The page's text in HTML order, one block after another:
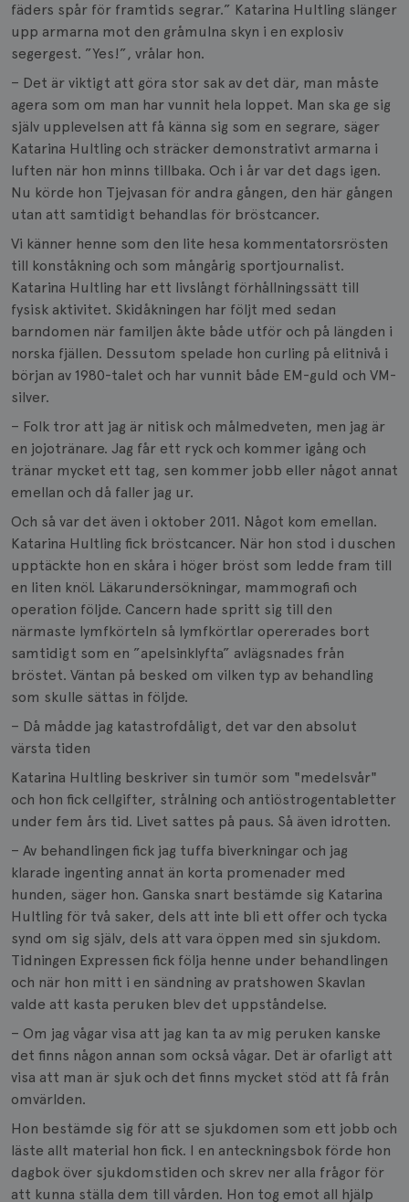
fäders spår för framtids segrar.” Katarina Hultling slänger
upp armarna mot den gråmulna skyn i en explosiv
segergest. ”Yes!”, vrålar hon.
– Det är viktigt att göra stor sak av det där, man måste
agera som om man har vunnit hela loppet. Man ska ge sig
själv upplevelsen att få känna sig som en segrare, säger
Katarina Hultling och sträcker demonstrativt armarna i
luften när hon minns tillbaka. Och i år var det dags igen.
Nu körde hon Tjejvasan för andra gången, den här gången
utan att samtidigt behandlas för bröstcancer.
Vi känner henne som den lite hesa kommentatorsrösten
till konståkning och som mångårig sportjournalist.
Katarina Hultling har ett livslångt förhållningssätt till
fysisk aktivitet. Skidåkningen har följt med sedan
barndomen när familjen åkte både utför och på längden i
norska fjällen. Dessutom spelade hon curling på elitnivå i
början av 1980-talet och har vunnit både EM-guld och VM-
silver.
– Folk tror att jag är nitisk och målmedveten, men jag är
en jojotränare. Jag får ett ryck och kommer igång och
tränar mycket ett tag, sen kommer jobb eller något annat
emellan och då faller jag ur.
Och så var det även i oktober 2011. Något kom emellan.
Katarina Hultling fick bröstcancer. När hon stod i duschen
upptäckte hon en skåra i höger bröst som ledde fram till
en liten knöl. Läkarundersökningar, mammografi och
operation följde. Cancern hade spritt sig till den
närmaste lymfkörteln så lymfkörtlar opererades bort
samtidigt som en ”apelsinklyfta” avlägsnades från
bröstet. Väntan på besked om vilken typ av behandling
som skulle sättas in följde.
– Då mådde jag katastrofdåligt, det var den absolut
värsta tiden
Katarina Hultling beskriver sin tumör som "medelsvår"
och hon fick cellgifter, strålning och antiöstrogentabletter
under fem års tid. Livet sattes på paus. Så även idrotten.
– Av behandlingen fick jag tuffa biverkningar och jag
klarade ingenting annat än korta promenader med
hunden, säger hon. Ganska snart bestämde sig Katarina
Hultling för två saker, dels att inte bli ett offer och tycka
synd om sig själv, dels att vara öppen med sin sjukdom.
Tidningen Expressen fick följa henne under behandlingen
och när hon mitt i en sändning av pratshowen Skavlan
valde att kasta peruken blev det uppståndelse.
– Om jag vågar visa att jag kan ta av mig peruken kanske
det finns någon annan som också vågar. Det är ofarligt att
visa att man är sjuk och det finns mycket stöd att få från
omvärlden.
Hon bestämde sig för att se sjukdomen som ett jobb och
läste allt material hon fick. I en anteckningsbok förde hon
dagbok över sjukdomstiden och skrev ner alla frågor för
att kunna ställa dem till vården. Hon tog emot all hjälp